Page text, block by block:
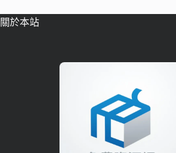
關於本站